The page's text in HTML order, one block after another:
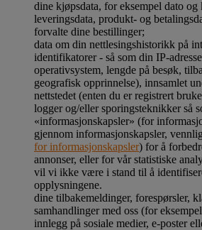
dine kjøpsdata, for eksempel dato
leveringsdata, produkt- og
forvalte dine bestillinger;
data om din nettlesingshistorikk på
identifikatorer - så som din IP-
operativsystem, lengde på besøk,
geografisk opprinnelse), innsamlet
nettstedet (enten du er registrert
logger og/eller sporingsteknikker så
«informasjonskapsler» (for
gjennom informasjonskapsler,
for informasjonskapsler) for å
annonser, eller for vår statistiske
vil vi ikke være i stand til å
opplysningene.
dine tilbakemeldinger, forespørsler,
samhandlinger med oss (for
innlegg på sosiale medier, e-poster